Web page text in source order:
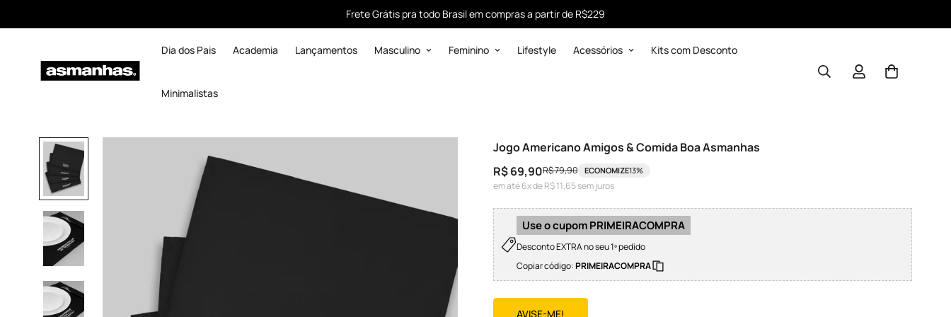
Frete Grátis pra todo Brasil em compras a partir de R$229
Dia dos Pais Academia Lançamentos Masculino Feminino Lifestyle Acessórios Kits com Desconto
Minimalistas
Jogo Americano Amigos & Comida Boa Asmanhas
Preço
de
R$ 69,90
Preço
regular
R$ 79,90 ECONOMIZE13%
em até 6x de R$ 11,65 sem juros
Use o cupom PRIMEIRACOMPRA
Desconto EXTRA no seu 1º pedido
Copiar código:PRIMEIRACOMPRA
AVISE-ME!